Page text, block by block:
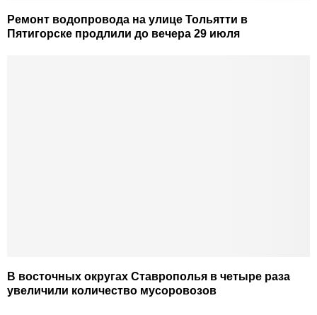
Ремонт водопровода на улице Тольятти в
Пятигорске продлили до вечера 29 июля
В восточных округах Ставрополья в четыре раза
увеличили количество мусоровозов